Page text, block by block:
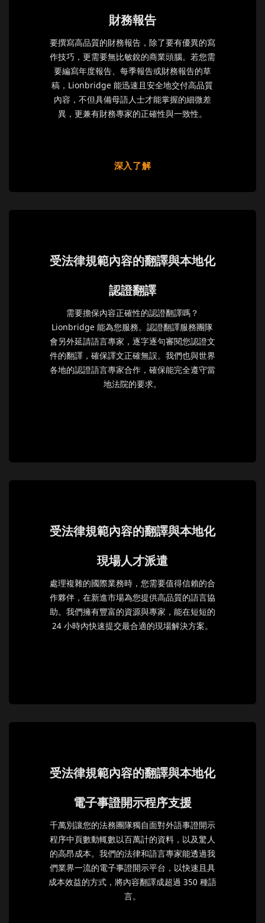
財務報告
要撰寫高品質的財務報告，除了要有優異的寫
作技巧，更需要無比敏銳的商業頭腦。若您需
要編寫年度報告、每季報告或財務報告的草
稿，Lionbridge 能迅速且安全地交付高品質
內容，不但具備母語人士才能掌握的細微差
異，更兼有財務專家的正確性與一致性。
深入了解
受法律規範內容的翻譯與本地化
認證翻譯
需要擔保內容正確性的認證翻譯嗎？
Lionbridge 能為您服務。認證翻譯服務團隊
會另外延請語言專家，逐字逐句審閱您認證文
件的翻譯，確保譯文正確無誤。我們也與世界
各地的認證語言專家合作，確保能完全遵守當
地法院的要求。
受法律規範內容的翻譯與本地化
現場人才派遣
處理複雜的國際業務時，您需要值得信賴的合
作夥伴，在新進市場為您提供高品質的語言協
助。我們擁有豐富的資源與專家，能在短短的
24 小時內快速提交最合適的現場解決方案。
受法律規範內容的翻譯與本地化
電子事證開示程序支援
千萬別讓您的法務團隊獨自面對外語事證開示
程序中頁數動輒數以百萬計的資料，以及驚人
的高昂成本。我們的法律和語言專家能透過我
們業界一流的電子事證開示平台，以快速且具
成本效益的方式，將內容翻譯成超過 350 種語
言。